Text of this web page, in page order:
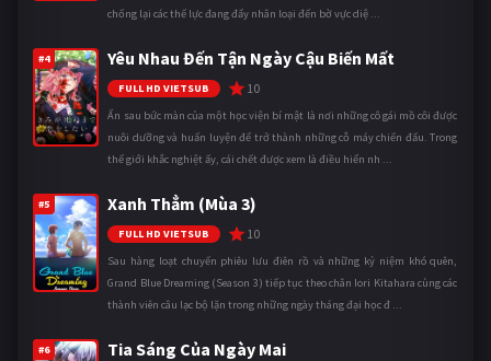
chống lại các thế lực đang đẩy nhân loại đến bờ vực diệ ...
#4 Yêu Nhau Đến Tận Ngày Cậu Biến Mất
FULL HD VIETSUB 10
Ẩn sau bức màn của một học viện bí mật là nơi những cô gái mồ côi được
nuôi dưỡng và huấn luyện để trở thành những cỗ máy chiến đấu. Trong
thế giới khắc nghiệt ấy, cái chết được xem là điều hiển nh ...
#5 Xanh Thẳm (Mùa 3)
FULL HD VIETSUB 10
Sau hàng loạt chuyến phiêu lưu điên rồ và những kỷ niệm khó quên,
Grand Blue Dreaming (Season 3) tiếp tục theo chân Iori Kitahara cùng các
thành viên câu lạc bộ lặn trong những ngày tháng đại học đ ...
#6 Tia Sáng Của Ngày Mai